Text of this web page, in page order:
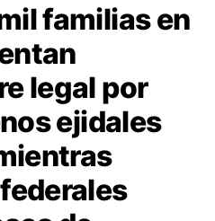
familias en
legal por
ejidales